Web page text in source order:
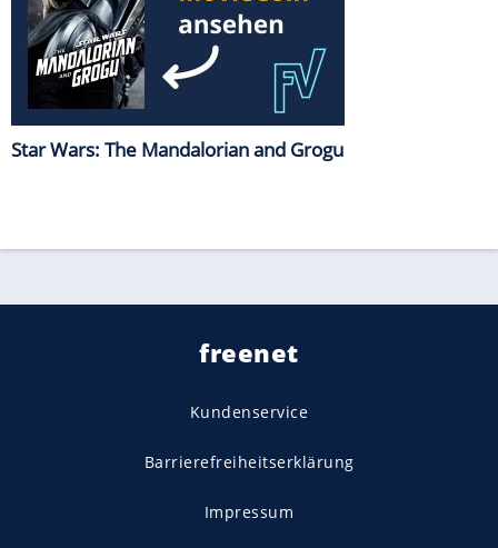
Star Wars: The Mandalorian and Grogu
freenet
Kundenservice
Barrierefreiheitserklärung
Impressum